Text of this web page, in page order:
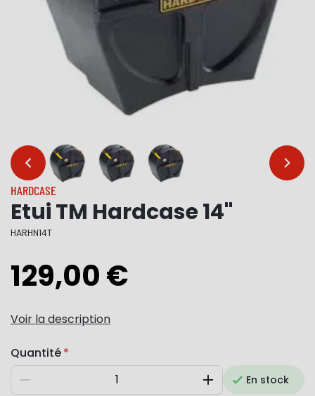
… …
HARDCASE
Etui TM Hardcase 14"
HARHN14T
129,00 €
Voir la description
Quantité
Diminuer AugmenterEn stock